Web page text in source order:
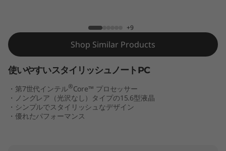
7
世
代
イ
+9
Shop Similar Products
使いやすいスタイリッシュノートPC
・第7世代インテル®Core™ プロセッサー
・ノングレア（光沢なし）タイプの15.6型液晶
・シンプルでスタイリッシュなデザイン
・優れたパフォーマンス